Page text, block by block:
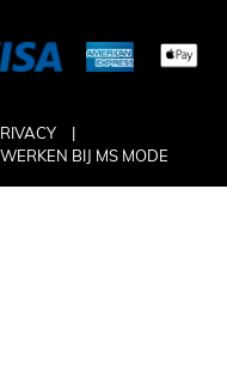
WERKEN BIJ MS MODE